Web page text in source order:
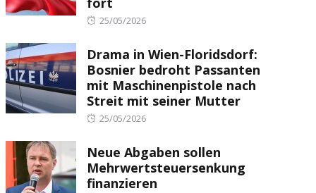
Posted
25/05/2026
Drama in Wien-Floridsdorf:
Bosnier bedroht Passanten
mit Maschinenpistole nach
Streit mit seiner Mutter
Posted
25/05/2026
Neue Abgaben sollen
Mehrwertsteuersenkung
finanzieren